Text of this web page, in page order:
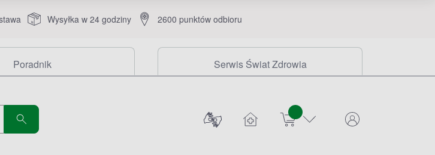
Wysyłka w 24 godziny 2600 punktów odbioru
Poradnik Serwis Świat Zdrowia
sztuk